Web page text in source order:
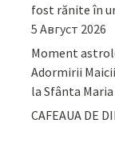
fost rănite în
5 Август 2026
Moment
Adormirii
la Sfânta Maria
CAFEAUA DE